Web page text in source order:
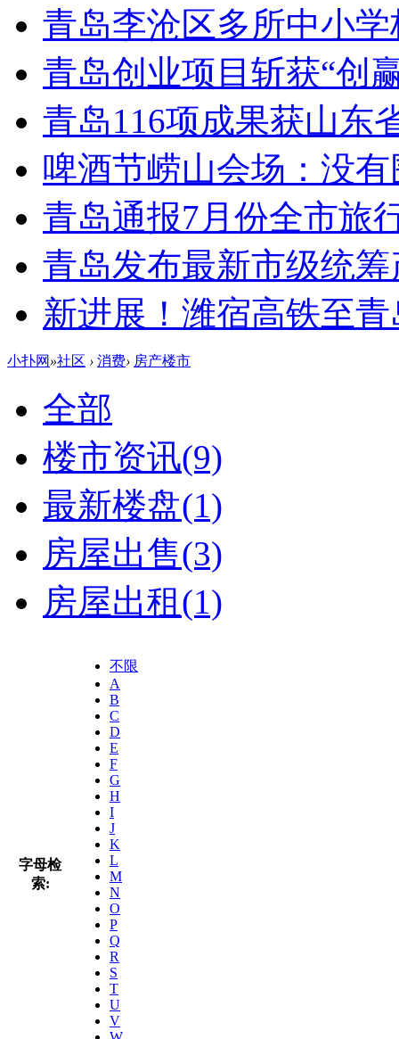
青岛李沧区多所中小
青岛创业项目斩获“创
青岛116项成果获山东
啤酒节崂山会场：没有
青岛通报7月份全市旅
青岛发布最新市级统
新进展！潍宿高铁至
小扑网 »社区 › 消费› 房产楼市
全部
楼市资讯(9)
最新楼盘(1)
房屋出售(3)
房屋出租(1)
字母检
索:
不限
A
B
C
D
E
F
G
H
I
J
K
L
M
N
O
P
Q
R
S
T
U
V